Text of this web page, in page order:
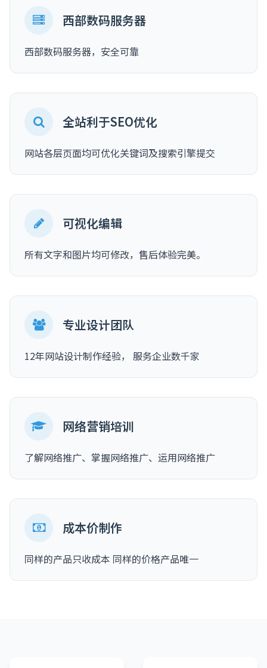
西部数码服务器
西部数码服务器，安全可靠
全站利于SEO优化
网站各层页面均可优化关键词及搜索引擎提交
可视化编辑
所有文字和图片均可修改，售后体验完美。
专业设计团队
12年网站设计制作经验， 服务企业数千家
网络营销培训
了解网络推广、掌握网络推广、运用网络推广
成本价制作
同样的产品只收成本 同样的价格产品唯一